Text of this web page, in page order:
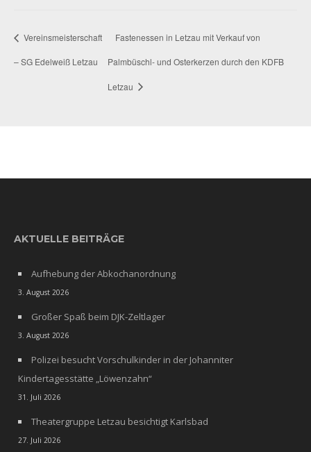
Vereinsmeisterschaft
– SG Edelweiß Letzau
Fastenessen in Letzau mit Verkauf von
Palmbüschl- und Osterkerzen durch den KDFB
Letzau
AKTUELLE BEITRÄGE
Aufhebung der Abkochanordnung
3. August 2026
Großer Spaß beim DJK-Zeltlager
3. August 2026
Polizei besucht Vorschulkinder in der Johanniter
Kindertagesstätte „Löwenzahn“
31. Juli 2026
Theatergruppe Letzau besichtigt Karlsbad
27. Juli 2026